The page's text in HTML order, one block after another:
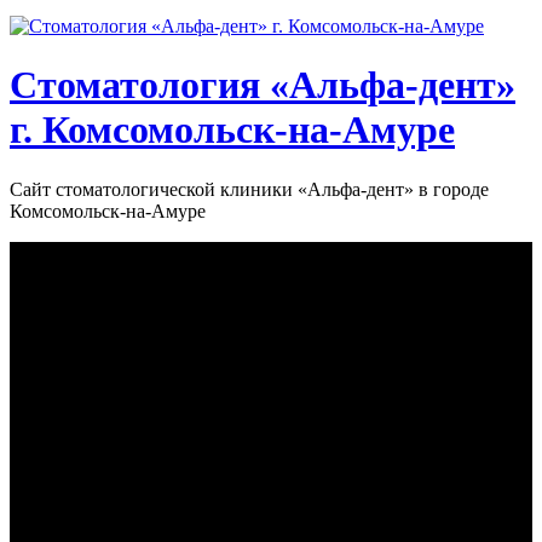
Стоматология «‎Альфа-дент»‎
г. Комсомольск-на-Амуре
Сайт стоматологической клиники «‎Альфа-дент» в городе
Комсомольск-на-Амуре